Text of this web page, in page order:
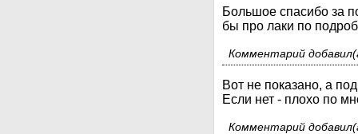
Большое спасибо за
бы про лаки по
Комментарий
Вот не показано, а
Если нет - плохо по
Комментарий